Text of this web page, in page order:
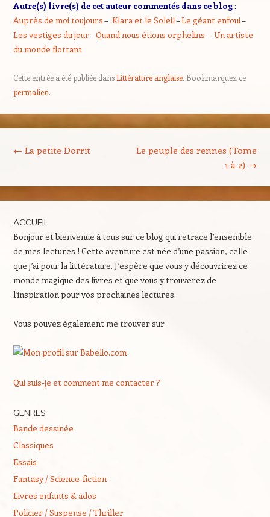
Autre(s) livre(s) de cet auteur commentés dans ce blog:
Auprès de moi toujours– Klara et le Soleil–Le géant enfoui–
Les vestiges du jour–Quand nous étions orphelins –Un artiste
du monde flottant
Cette entrée a été publiée dansLittérature anglaise. Bookmarquez ce
permalien.
← La petite Dorrit
Le peuple des rennes (Tome
1 à 2) →
ACCUEIL
Bonjour et bienvenue à tous sur ce blog qui retrace l’ensemble
de mes lectures ! Cette aventure est née d’une passion, celle
que j’ai pour la littérature. J’espère que vous y découvrirez ce
monde magique des livres et que vous y trouverez de
l’inspiration pour vos prochaines lectures.
Vous pouvez également me trouver sur
Qui suis-je et comment me contacter ?
GENRES
Bande dessinée
Classiques
Essais
Fantasy / Science-fiction
Livres enfants & ados
Policier / Suspense / Thriller